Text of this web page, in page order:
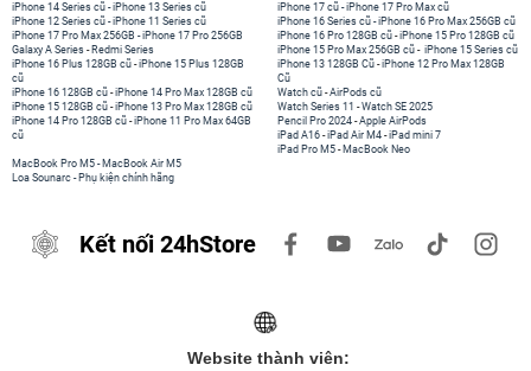
iPhone 14 Series cũ -iPhone 13 Series cũ
iPhone 12 Series cũ -iPhone 11 Series cũ
iPhone 17 Pro Max 256GB -iPhone 17 Pro 256GB
Galaxy A Series - Redmi Series
iPhone 17 cũ -iPhone 17 Pro Max cũ
iPhone 16 Series cũ - iPhone 16 Pro Max 256GB cũ
iPhone 16 Pro 128GB cũ -iPhone 15 Pro 128GB cũ
iPhone 15 Pro Max 256GB cũ - iPhone 15 Series cũ
iPhone 16 Plus 128GB cũ -iPhone 15 Plus 128GB
cũ
iPhone 16 128GB cũ -iPhone 14 Pro Max 128GB cũ
iPhone 15 128GB cũ -iPhone 13 Pro Max 128GB cũ
iPhone 14 Pro 128GB cũ -iPhone 11 Pro Max 64GB
cũ
iPhone 13 128GB Cũ -iPhone 12 Pro Max 128GB
Cũ
Watch cũ -AirPods cũ
Watch Series 11 -Watch SE 2025
Pencil Pro 2024 -Apple AirPods
iPad A16 -iPad Air M4 -iPad mini 7
iPad Pro M5 - MacBook Neo
MacBook Pro M5 - MacBook Air M5
Loa Sounarc - Phụ kiện chính hãng
Kết nối 24hStore
Website thành viên: